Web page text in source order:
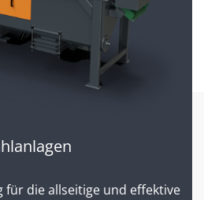
für die allseitige und effektive